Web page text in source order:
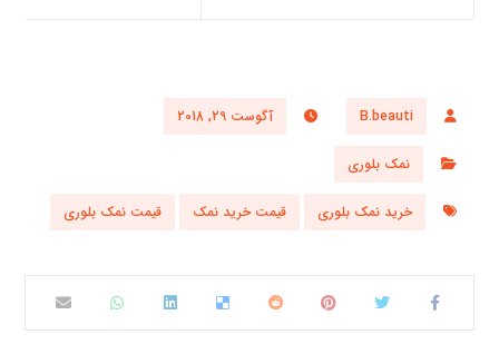
B.beauti آگوست 29, 2018
نمک بلوری
خرید نمک بلوری قیمت خرید نمک قیمت نمک بلوری